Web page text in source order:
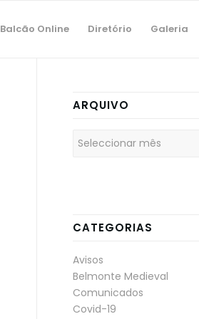
Balcão Online Diretório Galeria
ARQUIVO
CATEGORIAS
Avisos
Belmonte Medieval
Comunicados
Covid-19